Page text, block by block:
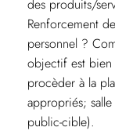
des produits/
Renforcement
personnel ?
objectif est bien
procèder à la
appropriés;
public-cible).